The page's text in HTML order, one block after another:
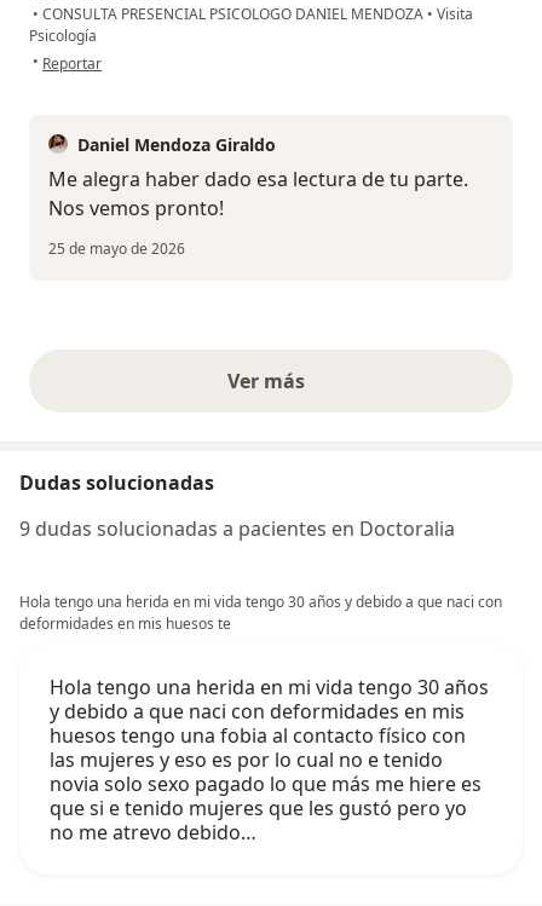
• CONSULTA PRESENCIAL PSICOLOGO DANIEL MENDOZA • Visita
Psicología
• en opinión del usuario Jose
Reportar
Daniel Mendoza Giraldo
Me alegra haber dado esa lectura de tu parte.
Nos vemos pronto!
25 de mayo de 2026
Ver másopiniones anteriores
Dudas solucionadas
9 dudas solucionadas a pacientes en Doctoralia
Hola tengo una herida en mi vida tengo 30 años y debido a que naci con
deformidades en mis huesos te
Hola tengo una herida en mi vida tengo 30 años
y debido a que naci con deformidades en mis
huesos tengo una fobia al contacto físico con
las mujeres y eso es por lo cual no e tenido
novia solo sexo pagado lo que más me hiere es
que si e tenido mujeres que les gustó pero yo
no me atrevo debido…